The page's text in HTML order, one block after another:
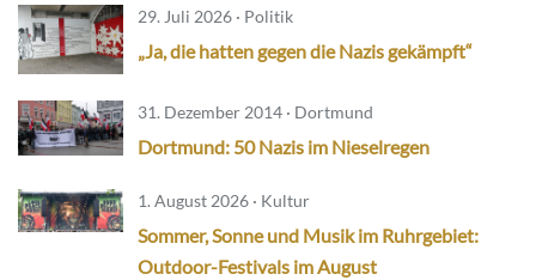
29. Juli 2026 · Politik
„Ja, die hatten gegen die Nazis gekämpft“
31. Dezember 2014 · Dortmund
Dortmund: 50 Nazis im Nieselregen
1. August 2026 · Kultur
Sommer, Sonne und Musik im Ruhrgebiet:
Outdoor-Festivals im August